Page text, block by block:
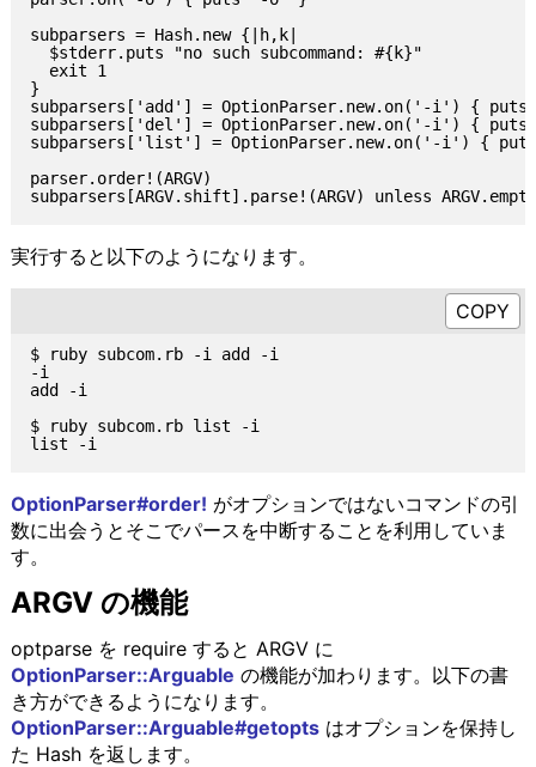
subparsers = Hash.new {|h,k|
  $stderr.puts "no such subcommand: #{k}"
  exit 1
}
subparsers['add'] = OptionParser.new.on('-i') {
subparsers['del'] = OptionParser.new.on('-i') {
subparsers['list'] = OptionParser.new.on('-i') {
parser.order!(ARGV)
実行すると以下のようになります。
$ ruby subcom.rb -i add -i
-i
add -i
$ ruby subcom.rb list -i
list -i
OptionParser#order! がオプションではないコマンドの引
数に出会うとそこでパースを中断することを利用していま
す。
ARGV の機能
optparse を require すると ARGV に
OptionParser::Arguable の機能が加わります。以下の書
き方ができるようになります。
OptionParser::Arguable#getoptsはオプションを保持し
た Hash を返します。